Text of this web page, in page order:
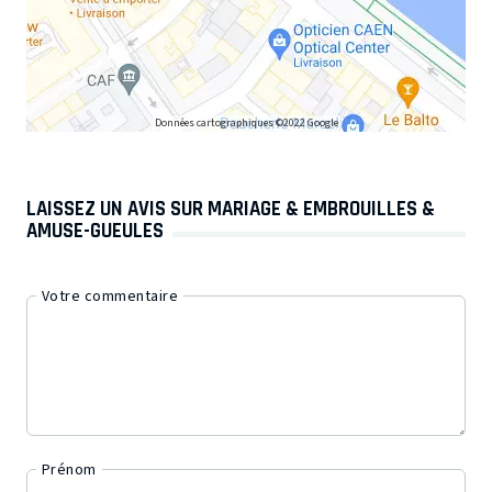
Données cartographiques ©2022 Google
LAISSEZ UN AVIS SUR MARIAGE & EMBROUILLES &
AMUSE-GUEULES
Votre commentaire
Prénom